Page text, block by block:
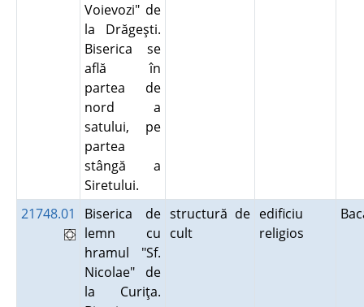
Voievozi" de
la Drăgeşti.
Biserica se
află în
partea de
nord a
satului, pe
partea
stângă a
Siretului.
21748.01
Biserica de
lemn cu
hramul "Sf.
Nicolae" de
la Curiţa.
structură de
cult
edificiu
religios